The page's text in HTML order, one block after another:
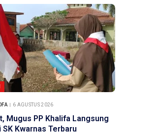
6 AGUSTUS 2026
Mugus PP Khalifa Langsung
Kwarnas Terbaru